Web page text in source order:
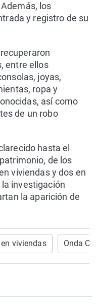
los
y registro de su
entre ellos
joyas,
ropa y
así como
de un robo
hasta el
de los
viviendas y dos en
investigación
la aparición de
viviendas Onda